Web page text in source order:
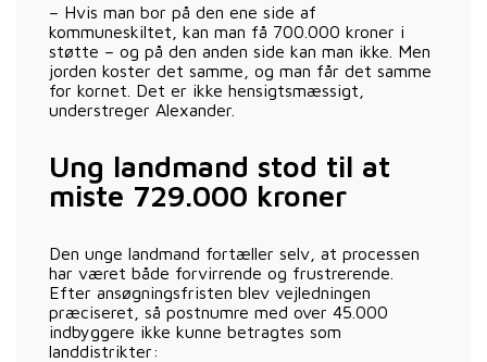
– Hvis man bor på den ene side af
kommuneskiltet, kan man få 700.000 kroner i
støtte – og på den anden side kan man ikke. Men
jorden koster det samme, og man får det samme
for kornet. Det er ikke hensigtsmæssigt,
understreger Alexander.
Ung landmand stod til at
miste 729.000 kroner
Den unge landmand fortæller selv, at processen
har været både forvirrende og frustrerende.
Efter ansøgningsfristen blev vejledningen
præciseret, så postnumre med over 45.000
indbyggere ikke kunne betragtes som
landdistrikter: